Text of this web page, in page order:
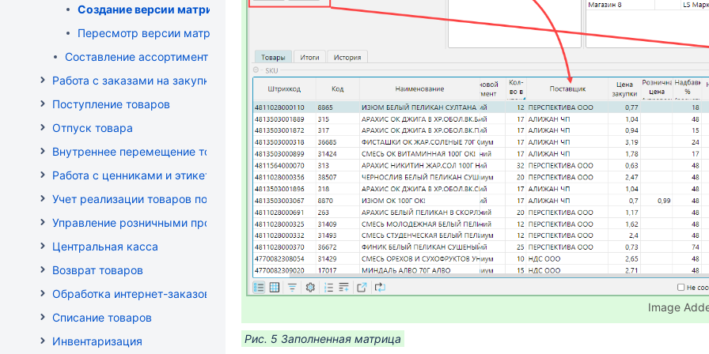
Создание версии матрицы
Пересмотр версии матрицы
Составление ассортимента магазина
Работа с заказами на закупку
Поступление товаров
Отпуск товара
Внутреннее перемещение товаров
Работа с ценниками и этикетками
Учет реализации товаров по кассе
Управление розничными продажами
Центральная касса
Возврат товаров
Обработка интернет-заказов
Списание товаров
Инвентаризация
Image
Рис. 5 Заполненная матрица